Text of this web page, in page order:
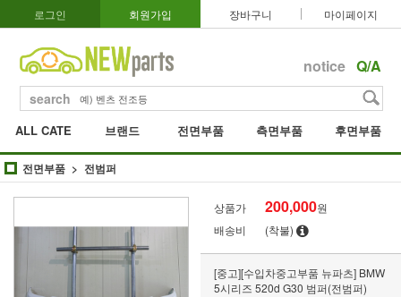
로그인 회원가입 장바구니 마이페이지
notice Q/A
search
ALL CATE 브랜드 전면부품 측면부품 후면부품
전면부품 전범퍼
상품가 200,000원
배송비
(착불)
[중고][수입차중고부품 뉴파츠] BMW
5시리즈 520d G30 범퍼(전범퍼)